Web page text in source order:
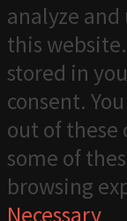
analyze
this
stored in
consent.
out of these
some of
browsing
Necessary